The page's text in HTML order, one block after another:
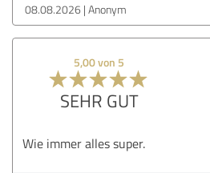
08.08.2026 Anonym
5,00 von 5
SEHR GUT
Wie immer alles super.